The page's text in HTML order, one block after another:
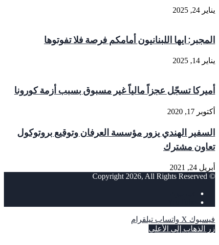
يناير 24, 2025
المجبر: ايها اللبنانيون أمامكم فرصة فلا تفوتوها
يناير 14, 2025
أميركا تسجّل عجزاً مالياً غير مسبوق بسبب أزمة كورونا
أكتوبر 17, 2020
السفير الهندي يزور مؤسسة العرفان وتوقيع بروتوكول
تعاون مشترك
أبريل 24, 2021
© Copyright 2026, All Rights Reserved
فيسبوك ‫X واتساب تيلقرام
زر الذهاب إلى الأعلى